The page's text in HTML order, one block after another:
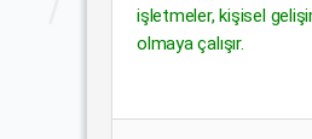
işletmeler, kişisel
olmaya çalışır.